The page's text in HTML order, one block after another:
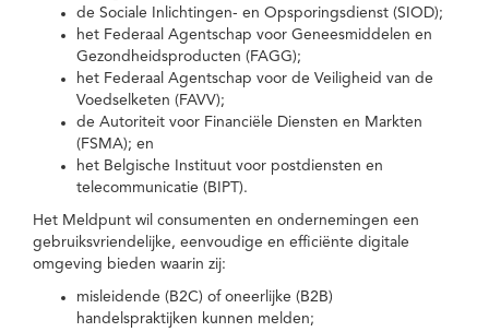
de Sociale Inlichtingen- en Opsporingsdienst (SIOD);
het Federaal Agentschap voor Geneesmiddelen en
Gezondheidsproducten (FAGG);
het Federaal Agentschap voor de Veiligheid van de
Voedselketen (FAVV);
de Autoriteit voor Financiële Diensten en Markten
(FSMA); en
het Belgische Instituut voor postdiensten en
telecommunicatie (BIPT).
Het Meldpunt wil consumenten en ondernemingen een
gebruiksvriendelijke, eenvoudige en efficiënte digitale
omgeving bieden waarin zij:
misleidende (B2C) of oneerlijke (B2B)
handelspraktijken kunnen melden;